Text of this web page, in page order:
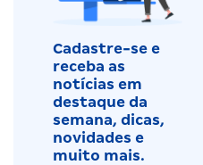
Cadastre-se e
receba as
notícias em
destaque da
semana, dicas,
novidades e
muito mais.